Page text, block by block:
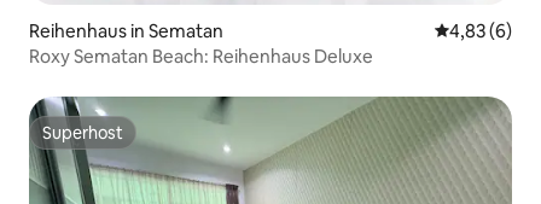
Reihenhaus in Sematan
4,83 (6)
Roxy Sematan Beach: Reihenhaus Deluxe
Superhost
Superhost